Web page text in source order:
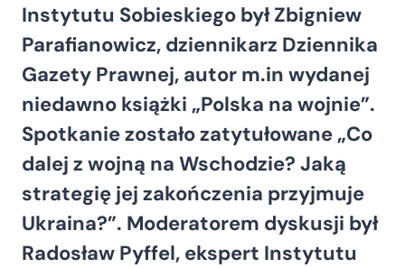
Instytutu Sobieskiego był Zbigniew
Parafianowicz, dziennikarz Dziennika
Gazety Prawnej, autor m.in wydanej
niedawno książki „Polska na wojnie”.
Spotkanie zostało zatytułowane „Co
dalej z wojną na Wschodzie? Jaką
strategię jej zakończenia przyjmuje
Ukraina?”. Moderatorem dyskusji był
Radosław Pyffel, ekspert Instytutu